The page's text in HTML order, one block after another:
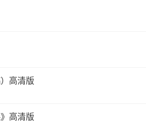
高清版
高清版